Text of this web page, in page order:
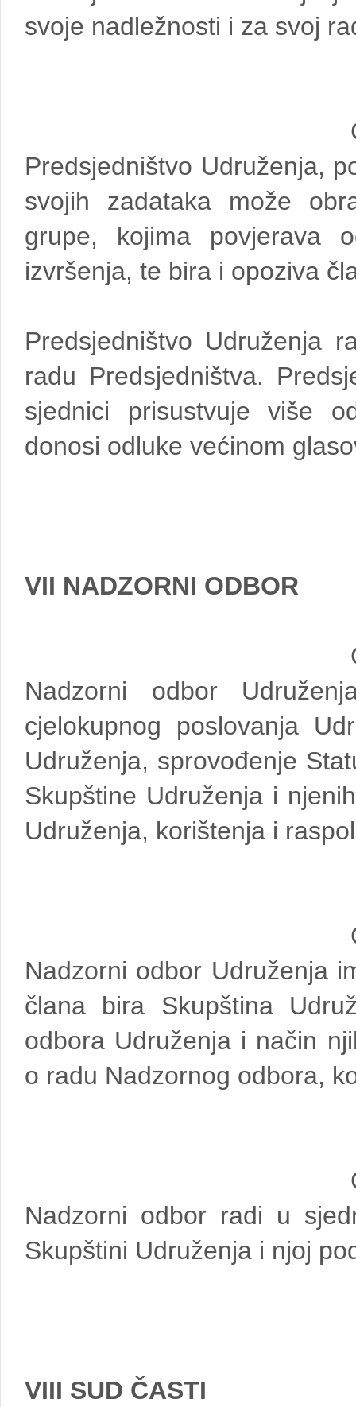
svoje nadležnosti i za svoj
Predsjedništvo Udruženja,
svojih zadataka može
grupe, kojima povjerava
izvršenja, te bira i opoziva
Predsjedništvo Udruženja
radu Predsjedništva.
sjednici prisustvuje više
donosi odluke većinom
VII NADZORNI ODBOR
Nadzorni odbor
cjelokupnog poslovanja
Udruženja, sprovođenje
Skupštine Udruženja i
Udruženja, korištenja i
Nadzorni odbor Udruženja
člana bira Skupština
odbora Udruženja i način
o radu Nadzornog odbora,
Nadzorni odbor radi u
Skupštini Udruženja i njoj
VIII SUD ČASTI